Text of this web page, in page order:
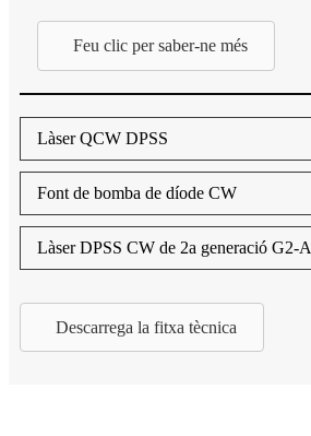
Feu clic per saber-ne més
Làser QCW DPSS
Font de bomba de díode CW
Làser DPSS CW de 2a generació G2-A
Descarrega la fitxa tècnica